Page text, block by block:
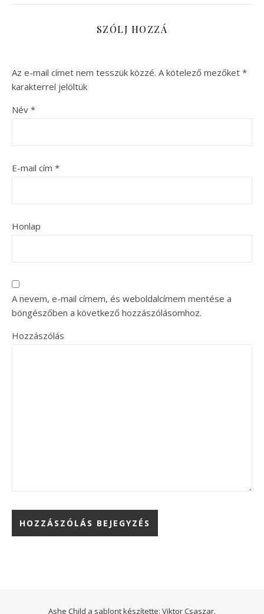
SZÓLJ HOZZÁ
Az e-mail címet nem tesszük közzé. A kötelező mezőket *
karakterrel jelöltük
Név *
E-mail cím *
Honlap
A nevem, e-mail címem, és weboldalcímem mentése a
böngészőben a következő hozzászólásomhoz.
Hozzászólás
Ashe Child a sablont készítette: Viktor Csaszar.